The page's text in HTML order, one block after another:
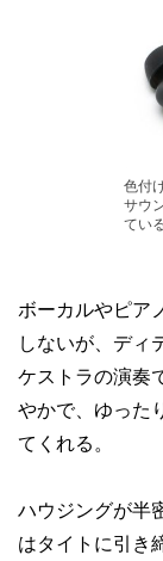
色付
サウ
てい
ボーカルやピア
しないが、ディ
ケストラの演奏
やかで、ゆった
てくれる。
ハウジングが半
はタイトに引き